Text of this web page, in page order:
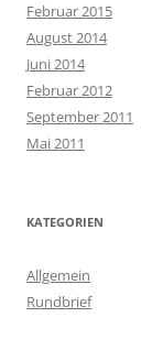
Februar 2015
August 2014
Juni 2014
Februar 2012
September 2011
Mai 2011
KATEGORIEN
Allgemein
Rundbrief